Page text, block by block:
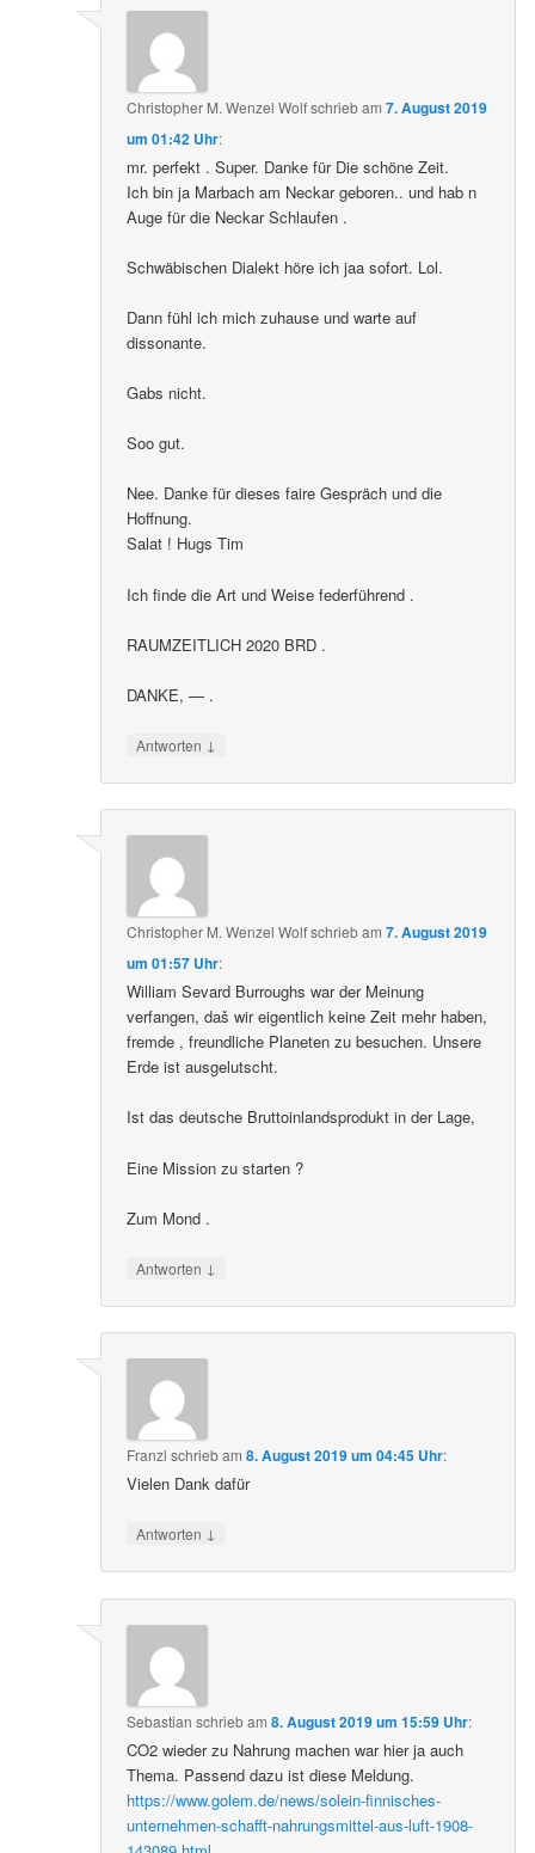
Christopher M. Wenzel Wolfschriebam7. August 2019
um 01:42 Uhr:
mr. perfekt . Super. Danke für Die schöne Zeit.
Ich bin ja Marbach am Neckar geboren.. und hab n
Auge für die Neckar Schlaufen .
Schwäbischen Dialekt höre ich jaa sofort. Lol.
Dann fühl ich mich zuhause und warte auf
dissonante.
Gabs nicht.
Soo gut.
Nee. Danke für dieses faire Gespräch und die
Hoffnung.
Salat ! Hugs Tim
Ich finde die Art und Weise federführend .
RAUMZEITLICH 2020 BRD .
DANKE, — .
Antworten ↓
Christopher M. Wenzel Wolfschriebam7. August 2019
um 01:57 Uhr:
William Sevard Burroughs war der Meinung
verfangen, daš wir eigentlich keine Zeit mehr haben,
fremde , freundliche Planeten zu besuchen. Unsere
Erde ist ausgelutscht.
Ist das deutsche Bruttoinlandsprodukt in der Lage,
Eine Mission zu starten ?
Zum Mond .
Antworten ↓
Franzl schriebam8. August 2019 um 04:45 Uhr:
Vielen Dank dafür
Antworten ↓
Sebastian schriebam8. August 2019 um 15:59 Uhr:
CO2 wieder zu Nahrung machen war hier ja auch
Thema. Passend dazu ist diese Meldung.
https://www.golem.de/news/solein-finnisches-
unternehmen-schafft-nahrungsmittel-aus-luft-1908-